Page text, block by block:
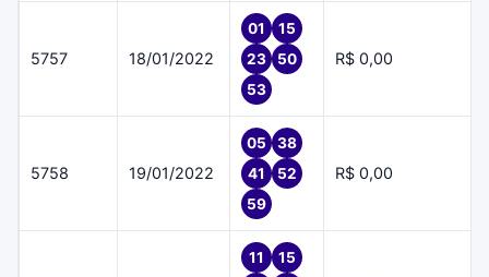
5757 18/01/2022
01
15
23
50
53
R$ 0,00
5758 19/01/2022
05
38
41
52
59
R$ 0,00
11
15